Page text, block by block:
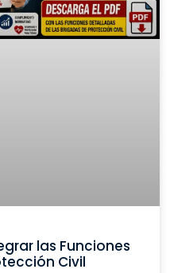
las Funciones
Civil